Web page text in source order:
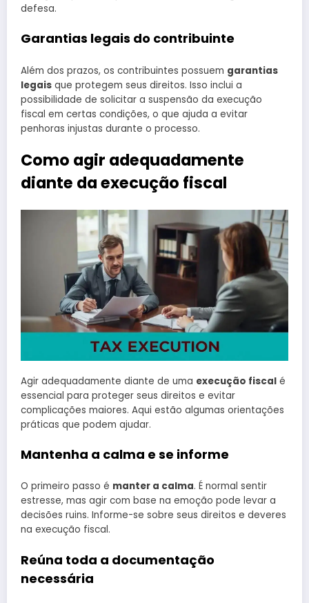
defesa.
Garantias legais do contribuinte
Além dos prazos, os contribuintes possuem garantias
legais que protegem seus direitos. Isso inclui a
possibilidade de solicitar a suspensão da execução
fiscal em certas condições, o que ajuda a evitar
penhoras injustas durante o processo.
Como agir adequadamente
diante da execução fiscal
Agir adequadamente diante de uma execução fiscal é
essencial para proteger seus direitos e evitar
complicações maiores. Aqui estão algumas orientações
práticas que podem ajudar.
Mantenha a calma e se informe
O primeiro passo é manter a calma. É normal sentir
estresse, mas agir com base na emoção pode levar a
decisões ruins. Informe-se sobre seus direitos e deveres
na execução fiscal.
Reúna toda a documentação
necessária